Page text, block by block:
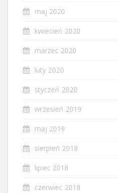
maj 2020
kwiecień 2020
marzec 2020
luty 2020
styczeń 2020
wrzesień 2019
maj 2019
sierpień 2018
lipiec 2018
czerwiec 2018